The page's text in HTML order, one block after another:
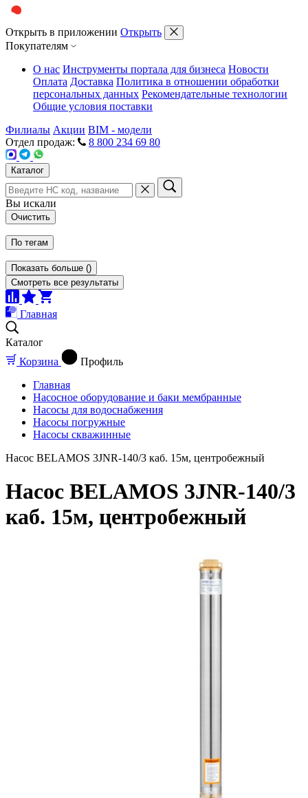
Открыть в приложении Открыть
Покупателям
О нас Инструменты портала для бизнеса Новости
Оплата Доставка Политика в отношении обработки
персональных данных Рекомендательные технологии
Общие условия поставки
Филиалы Акции BIM - модели
Отдел продаж:
8 800 234 69 80
Каталог
Вы искали
Очистить
По тегам
Показать больше ()
Смотреть все результаты
Главная
Каталог
Корзина
Профиль
Главная
Насосное оборудование и баки мембранные
Насосы для водоснабжения
Насосы погружные
Насосы скважинные
Насос BELAMOS 3JNR-140/3 каб. 15м, центробежный
Насос BELAMOS 3JNR-140/3
каб. 15м, центробежный